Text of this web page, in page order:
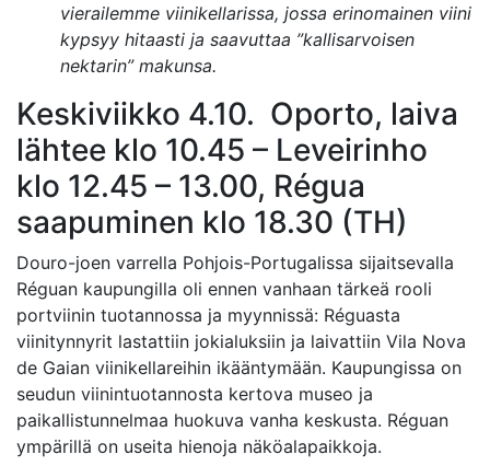
vierailemme viinikellarissa, jossa erinomainen viini
kypsyy hitaasti ja saavuttaa ”kallisarvoisen
nektarin” makunsa.
Keskiviikko 4.10. Oporto, laiva
lähtee klo 10.45 – Leveirinho
klo 12.45 – 13.00, Régua
saapuminen klo 18.30 (TH)
Douro-joen varrella Pohjois-Portugalissa sijaitsevalla
Réguan kaupungilla oli ennen vanhaan tärkeä rooli
portviinin tuotannossa ja myynnissä: Réguasta
viinitynnyrit lastattiin jokialuksiin ja laivattiin Vila Nova
de Gaian viinikellareihin ikääntymään. Kaupungissa on
seudun viinintuotannosta kertova museo ja
paikallistunnelmaa huokuva vanha keskusta. Réguan
ympärillä on useita hienoja näköalapaikkoja.